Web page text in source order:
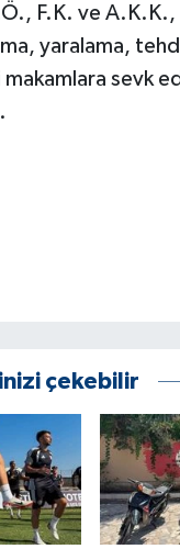
F.K. ve A.K.K.,
yaralama,
makamlara sevk
çekebilir